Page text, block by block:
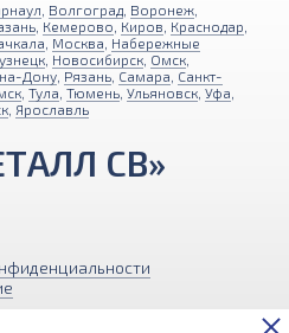
Волгоград Воронеж
Кемерово Киров Краснодар
Москва Набережные
Новосибирск Омск
Дону Рязань Самара Санкт-
Тула Тюмень Ульяновск Уфа
Ярославль
СВ»